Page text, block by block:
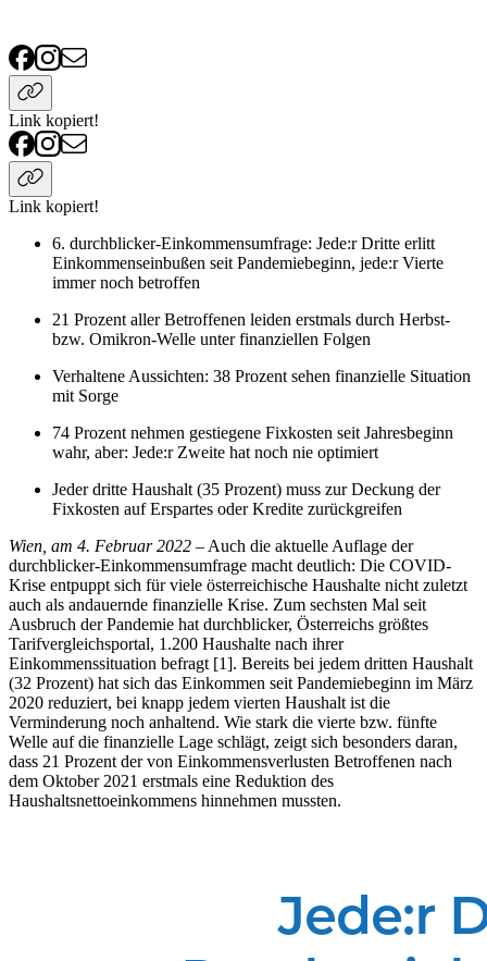
Link kopiert!
Link kopiert!
6. durchblicker-Einkommensumfrage: Jede:r Dritte erlitt
Einkommenseinbußen seit Pandemiebeginn, jede:r Vierte
immer noch betroffen
21 Prozent aller Betroffenen leiden erstmals durch Herbst-
bzw. Omikron-Welle unter finanziellen Folgen
Verhaltene Aussichten: 38 Prozent sehen finanzielle Situation
mit Sorge
74 Prozent nehmen gestiegene Fixkosten seit Jahresbeginn
wahr, aber: Jede:r Zweite hat noch nie optimiert
Jeder dritte Haushalt (35 Prozent) muss zur Deckung der
Fixkosten auf Erspartes oder Kredite zurückgreifen
Wien, am 4. Februar 2022 – Auch die aktuelle Auflage der
durchblicker-Einkommensumfrage macht deutlich: Die COVID-
Krise entpuppt sich für viele österreichische Haushalte nicht zuletzt
auch als andauernde finanzielle Krise. Zum sechsten Mal seit
Ausbruch der Pandemie hat durchblicker, Österreichs größtes
Tarifvergleichsportal, 1.200 Haushalte nach ihrer
Einkommenssituation befragt [1]. Bereits bei jedem dritten Haushalt
(32 Prozent) hat sich das Einkommen seit Pandemiebeginn im März
2020 reduziert, bei knapp jedem vierten Haushalt ist die
Verminderung noch anhaltend. Wie stark die vierte bzw. fünfte
Welle auf die finanzielle Lage schlägt, zeigt sich besonders daran,
dass 21 Prozent der von Einkommensverlusten Betroffenen nach
dem Oktober 2021 erstmals eine Reduktion des
Haushaltsnettoeinkommens hinnehmen mussten.